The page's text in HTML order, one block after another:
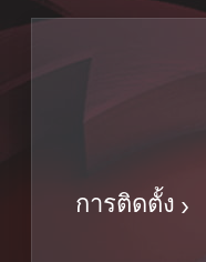
การติดตั้ง